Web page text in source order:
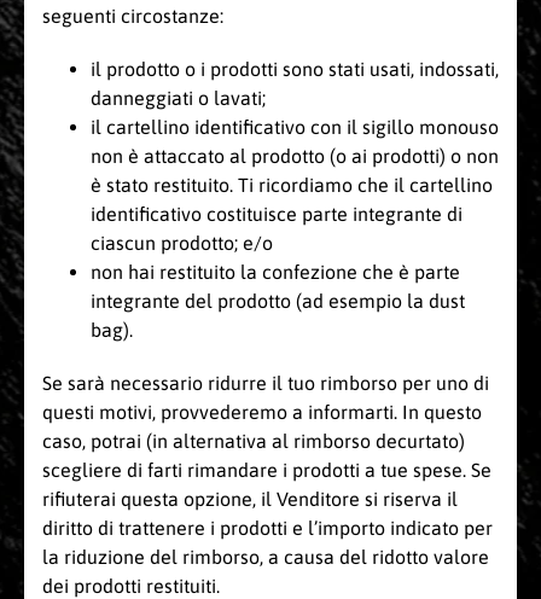
seguenti circostanze:
il prodotto o i prodotti sono stati usati, indossati,
danneggiati o lavati;
il cartellino identificativo con il sigillo monouso
non è attaccato al prodotto (o ai prodotti) o non
è stato restituito. Ti ricordiamo che il cartellino
identificativo costituisce parte integrante di
ciascun prodotto; e/o
non hai restituito la confezione che è parte
integrante del prodotto (ad esempio la dust
bag).
Se sarà necessario ridurre il tuo rimborso per uno di
questi motivi, provvederemo a informarti. In questo
caso, potrai (in alternativa al rimborso decurtato)
scegliere di farti rimandare i prodotti a tue spese. Se
rifiuterai questa opzione, il Venditore si riserva il
diritto di trattenere i prodotti e l’importo indicato per
la riduzione del rimborso, a causa del ridotto valore
dei prodotti restituiti.